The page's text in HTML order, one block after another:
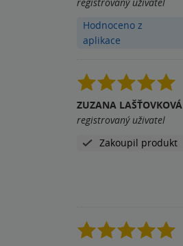
Hodnoceno z
aplikace
ZUZANA LAŠŤOVKOVÁ
registrovaný uživatel
Zakoupil produkt